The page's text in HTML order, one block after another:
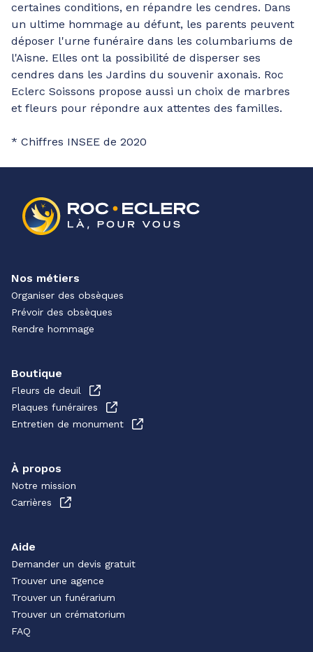
certaines conditions, en répandre les cendres. Dans
un ultime hommage au défunt, les parents peuvent
déposer l'urne funéraire dans les columbariums de
l'Aisne. Elles ont la possibilité de disperser ses
cendres dans les Jardins du souvenir axonais. Roc
Eclerc Soissons propose aussi un choix de marbres
et fleurs pour répondre aux attentes des familles.
* Chiffres INSEE de 2020
Nos métiers
Organiser des obsèques
Prévoir des obsèques
Rendre hommage
Boutique
Fleurs de deuil
Plaques funéraires
Entretien de monument
À propos
Notre mission
Carrières
Aide
Demander un devis gratuit
Trouver une agence
Trouver un funérarium
Trouver un crématorium
FAQ